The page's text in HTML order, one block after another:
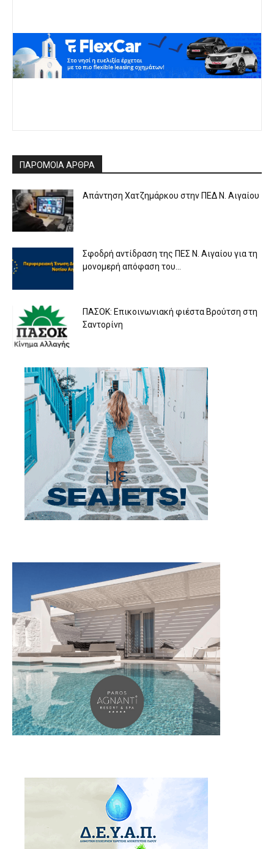
ΠΑΡΟΜΟΙΑ ΑΡΘΡΑ
Απάντηση Χατζημάρκου στην ΠΕΔ Ν. Αιγαίου
Σφοδρή αντίδραση της ΠΕΣ Ν. Αιγαίου για τη
μονομερή απόφαση του...
ΠΑΣΟΚ: Επικοινωνιακή φιέστα Βρούτση στη
Σαντορίνη